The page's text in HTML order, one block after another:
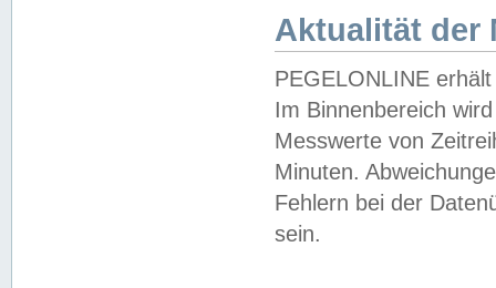
Aktualität der
PEGELONLINE
Im Binnenbereich
Messwerte von
Minuten.
Fehlern bei der
sein.